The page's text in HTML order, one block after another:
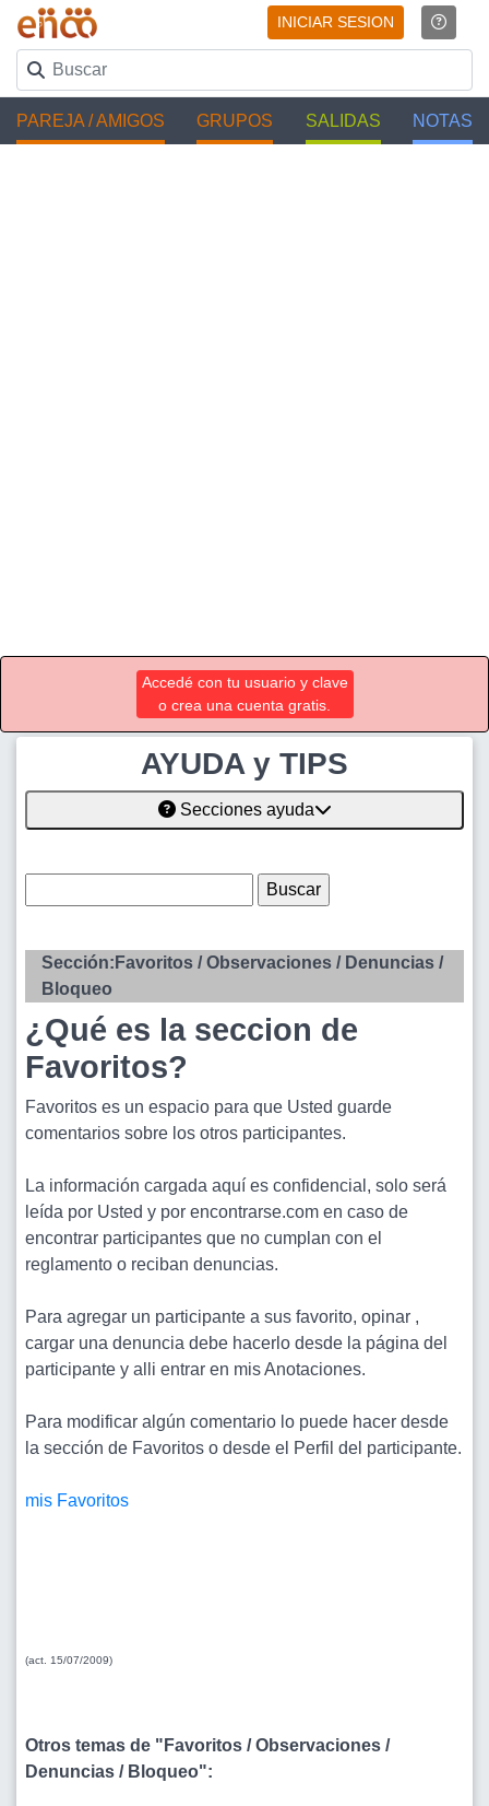
INICIAR SESION
PAREJA / AMIGOS GRUPOS SALIDAS NOTAS
Accedé con tu usuario y clave
o crea una cuenta gratis.
AYUDA y TIPS
Secciones ayuda
Sección:Favoritos / Observaciones / Denuncias /
Bloqueo
¿Qué es la seccion de
Favoritos?
Favoritos es un espacio para que Usted guarde
comentarios sobre los otros participantes.
La información cargada aquí es confidencial, solo será
leída por Usted y por encontrarse.com en caso de
encontrar participantes que no cumplan con el
reglamento o reciban denuncias.
Para agregar un participante a sus favorito, opinar ,
cargar una denuncia debe hacerlo desde la página del
participante y alli entrar en mis Anotaciones.
Para modificar algún comentario lo puede hacer desde
la sección de Favoritos o desde el Perfil del participante.
mis Favoritos
(act. 15/07/2009)
Otros temas de "Favoritos / Observaciones /
Denuncias / Bloqueo":